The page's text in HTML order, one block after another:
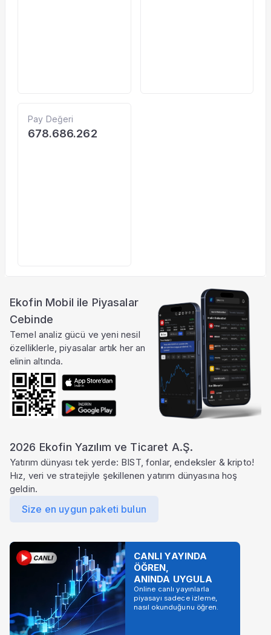
Pay Değeri
678.686.262
Ekofin Mobil ile Piyasalar
Cebinde
Temel analiz gücü ve yeni nesil
özelliklerle, piyasalar artık her an
elinin altında.
2026 Ekofin Yazılım ve Ticaret A.Ş.
Yatırım dünyası tek yerde: BIST, fonlar, endeksler & kripto!
Hız, veri ve stratejiyle şekillenen yatırım dünyasına hoş
geldin.
Size en uygun paketi bulun
CANLI YAYINDA
ÖĞREN,
ANINDA UYGULA
Online canlı yayınlarla
piyasayı sadece izleme,
nasıl okunduğunu öğren.